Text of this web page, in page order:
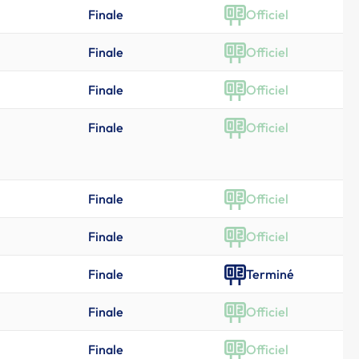
Finale Officiel
Finale Officiel
Finale Officiel
Finale Officiel
Finale Officiel
Finale Officiel
Finale Terminé
Finale Officiel
Finale Officiel